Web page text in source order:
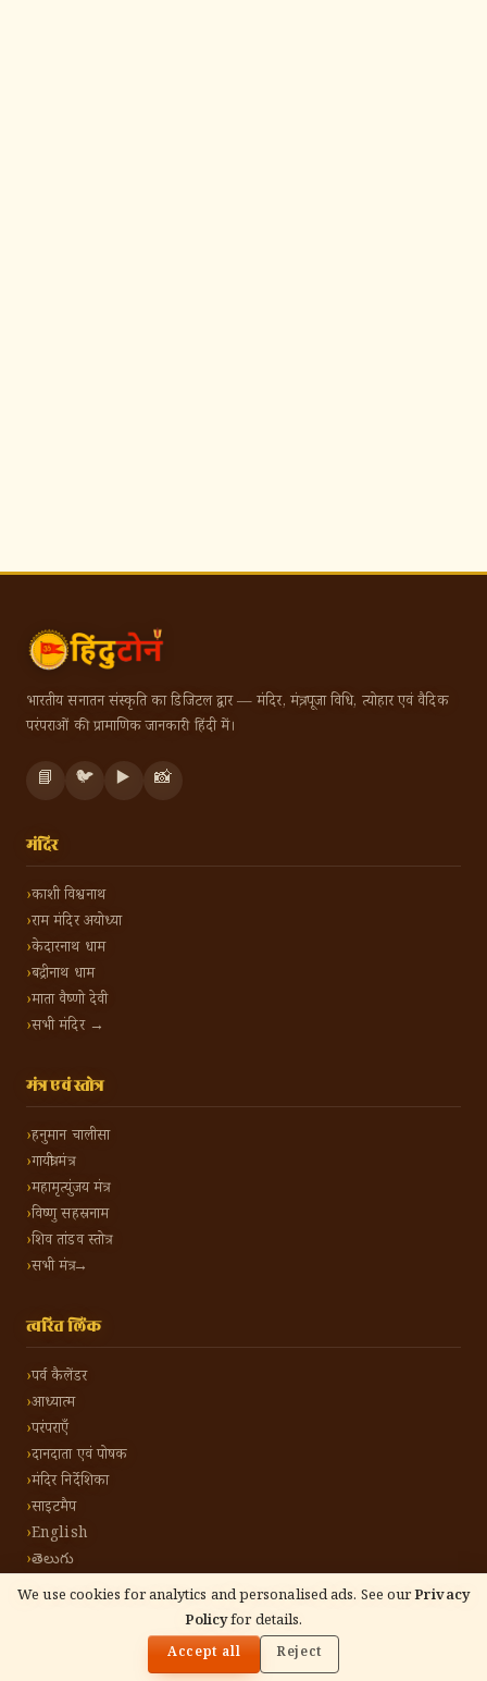
We use cookies for analytics and personalised ads. See ourPrivacy
Policyfor details.
Accept all Reject
भारतीय सनातन संस्कृति का डिजिटल द्वार — मंदिर, मंत्र, पूजा विधि, त्योहार एवं वैदिक
परंपराओं की प्रामाणिक जानकारी हिंदी में।
📘 🐦 ▶️ 📸
मंदिर
काशी विश्वनाथ
राम मंदिर अयोध्या
केदारनाथ धाम
बद्रीनाथ धाम
माता वैष्णो देवी
सभी मंदिर →
मंत्र एवं स्तोत्र
हनुमान चालीसा
गायत्री मंत्र
महामृत्युंजय मंत्र
विष्णु सहस्रनाम
शिव तांडव स्तोत्र
सभी मंत्र →
त्वरित लिंक
पर्व कैलेंडर
आध्यात्म
परंपराएँ
दानदाता एवं पोषक
मंदिर निर्देशिका
साइटमैप
English
తెలుగు
हिंदू टोन हिंदी। सर्वाधिकार सुरक्षित। गोपनीयता नीति